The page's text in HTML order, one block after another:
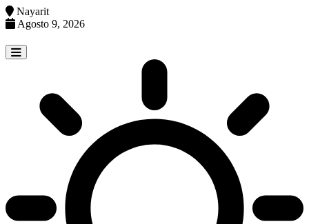
Nayarit
Agosto 9, 2026
to
content